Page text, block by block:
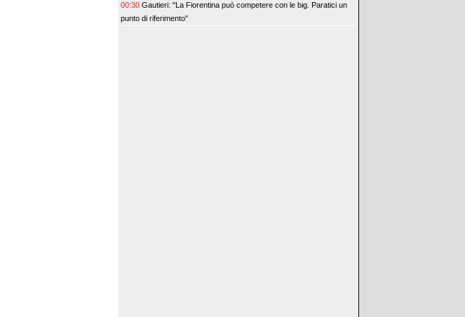
00:30 Gautieri: "La Fiorentina può competere con le big. Paratici un
punto di riferimento"